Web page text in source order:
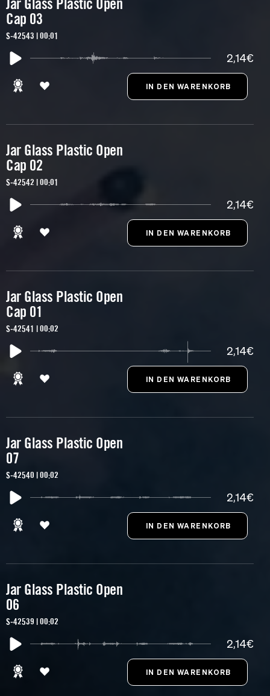
Jar Glass Plastic Open
Cap 03
S-42543 | 00:01
2,14€
Jar Glass Plastic Open
Cap 02
S-42542 | 00:01
2,14€
Jar Glass Plastic Open
Cap 01
S-42541 | 00:02
2,14€
Jar Glass Plastic Open
07
S-42540 | 00:02
2,14€
Jar Glass Plastic Open
06
S-42539 | 00:02
2,14€